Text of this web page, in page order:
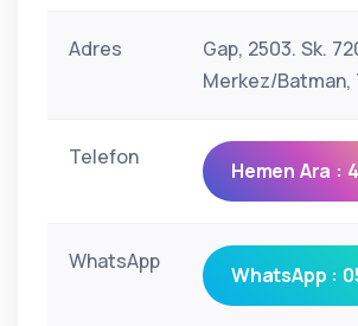
Adres
Gap, 2503. Sk.
Merkez/Batman,
Telefon
Hemen Ara :
WhatsApp
WhatsApp :